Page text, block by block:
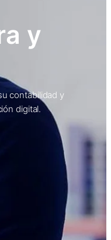
y
contabilidad y
digital.